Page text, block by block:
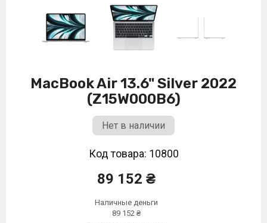
MacBook Air 13.6" Silver 2022
(Z15W000B6)
Нет в наличии
Код товара: 10800
89 152 ₴
Наличные деньги
89 152 ₴